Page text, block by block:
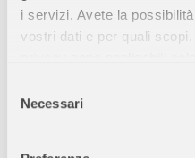
i servizi. Avete la
vostri dati e per quali
modificare o revocare il
momento dalla
delNecessari
Dettagli realistici:
della
razza Hannoverian Red
Manto lucido e realistico:
per unaspetto naturale e
Cavallo maschio